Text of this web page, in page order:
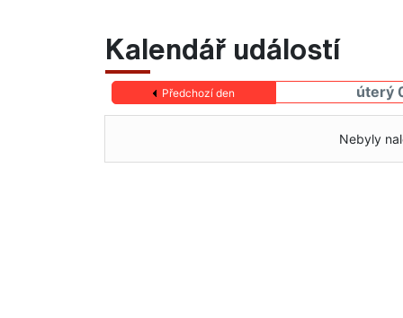
Kalendář událostí
Předchozí den úterý
Nebyly